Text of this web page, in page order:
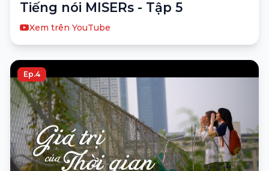
Tiếng nói MISERs - Tập 5
Xem trên YouTube
Ep.4